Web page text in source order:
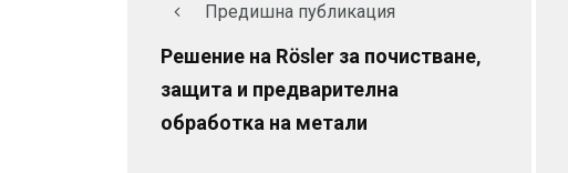
Предишна публикация
Решение на Rösler за почистване,
защита и предварителна
обработка на метали